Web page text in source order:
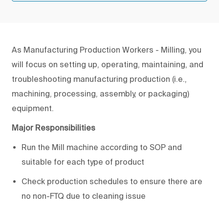
As Manufacturing Production Workers - Milling, you
will focus on setting up, operating, maintaining, and
troubleshooting manufacturing production (i.e.,
machining, processing, assembly, or packaging)
equipment.
Major Responsibilities
Run the Mill machine according to SOP and
suitable for each type of product
Check production schedules to ensure there are
no non-FTQ due to cleaning issue